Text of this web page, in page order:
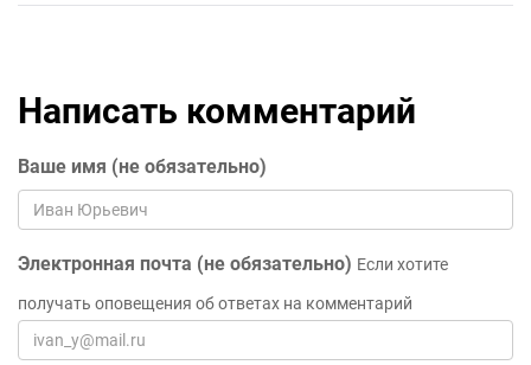
Написать комментарий
Ваше имя (не обязательно)
Электронная почта (не обязательно) Если хотите
получать оповещения об ответах на комментарий